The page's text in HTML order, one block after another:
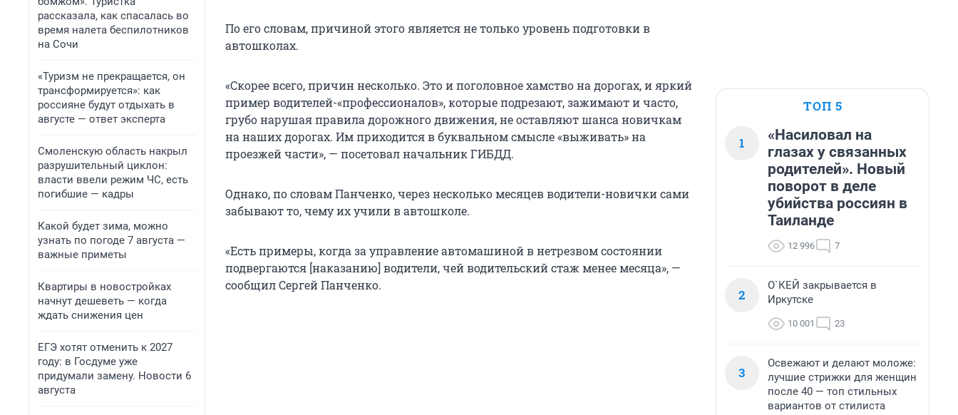
рассказала, как спасалась во
время налета беспилотников
на Сочи
«Туризм не прекращается, он
трансформируется»: как
россияне будут отдыхать в
августе — ответ эксперта
Смоленскую область накрыл
разрушительный циклон:
власти ввели режим ЧС, есть
погибшие — кадры
Какой будет зима, можно
узнать по погоде 7 августа —
важные приметы
Квартиры в новостройках
начнут дешеветь — когда
ждать снижения цен
ЕГЭ хотят отменить к 2027
году: в Госдуме уже
придумали замену. Новости 6
августа
По его словам, причиной этого является не только уровень подготовки в
автошколах.
«Скорее всего, причин несколько. Это и поголовное хамство на дорогах, и яркий
пример водителей-«профессионалов», которые подрезают, зажимают и часто,
грубо нарушая правила дорожного движения, не оставляют шанса новичкам
на наших дорогах. Им приходится в буквальном смысле «выживать» на
проезжей части», — посетовал начальник ГИБДД.
Однако, по словам Панченко, через несколько месяцев водители-новички сами
забывают то, чему их учили в автошколе.
«Есть примеры, когда за управление автомашиной в нетрезвом состоянии
подвергаются [наказанию] водители, чей водительский стаж менее месяца», —
сообщил Сергей Панченко.
ТОП 5
1
«Насиловал на
глазах у связанных
родителей». Новый
поворот в деле
убийства россиян в
Таиланде
12 996 7
2
О`КЕЙ закрывается в
Иркутске
10 001 23
3
Освежают и делают моложе:
лучшие стрижки для женщин
после 40 — топ стильных
вариантов от стилиста